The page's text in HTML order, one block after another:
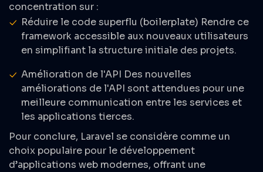
concentration sur :
Réduire le code superflu (boilerplate) Rendre ce
framework accessible aux nouveaux utilisateurs
en simplifiant la structure initiale des projets.
Amélioration de l'API Des nouvelles
améliorations de l'API sont attendues pour une
meilleure communication entre les services et
les applications tierces.
Pour conclure, Laravel se considère comme un
choix populaire pour le développement
d’applications web modernes, offrant une